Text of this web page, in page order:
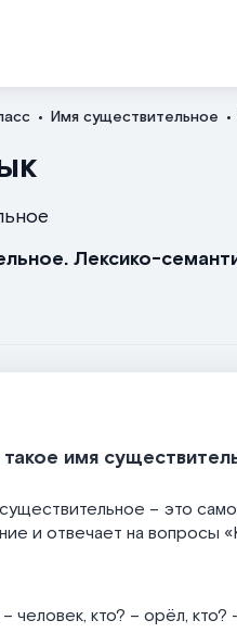
Имя существительное
Лексико-
имя
– это
и отвечает на вопросы
человек, кто? – орёл, кто?